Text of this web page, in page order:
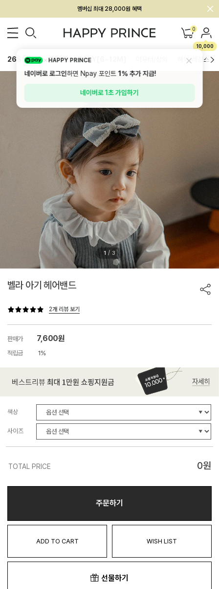
회원전용 아울렛, 가입하면 ~60% 할인!
멤버십 최대 28,000원 혜택 0
10,000
26SS 신상 BEST BABY[6~12M] 하의/레깅스
1 / 3
벨라 아기 헤어밴드
2개 리뷰 보기
판매가 7,600원
적립금 1%
색상
사이즈
TOTAL PRICE 0원
주문하기
ADD TO CART WISH LIST
선물하기
HAPPY PRINCE
네이버로 로그인하면 Npay 포인트1%추가 지급!
네이버로 1초 가입하기